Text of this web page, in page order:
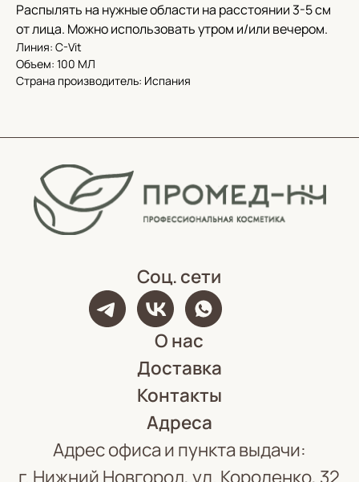
Распылять на нужные области на расстоянии 3-5 см
от лица. Можно использовать утром и/или вечером.
Линия: C-Vit
Объем: 100 МЛ
Страна производитель: Испания
Адрес офиса и пункта выдачи:
г. Нижний Новгород, ул. Короленко, 32
ИНН 5262359886,